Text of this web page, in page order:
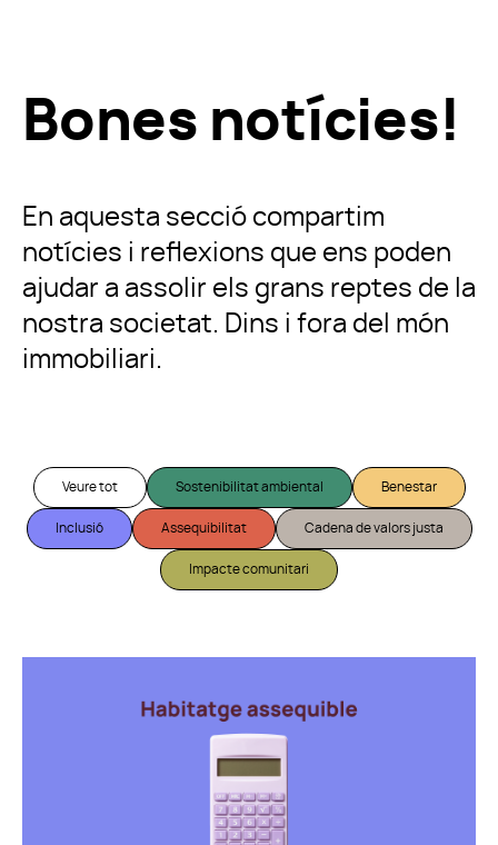
Bones notícies!
En aquesta secció compartim
notícies i reflexions que ens poden
ajudar a assolir els grans reptes de la
nostra societat. Dins i fora del món
immobiliari.
Veure tot Sostenibilitat ambiental Benestar
Inclusió Assequibilitat Cadena de valors justa
Impacte comunitari